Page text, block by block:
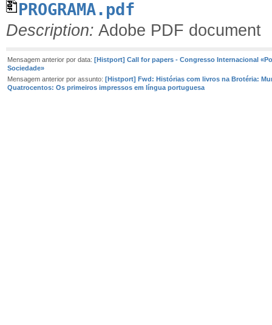
PROGRAMA.pdf
Description: Adobe PDF document
Mensagem anterior por data: [Histport] Call for papers - Congresso Internacional
Sociedade»
Mensagem anterior por assunto: [Histport] Fwd: Histórias com livros na Brotéria:
Quatrocentos: Os primeiros impressos em língua portuguesa